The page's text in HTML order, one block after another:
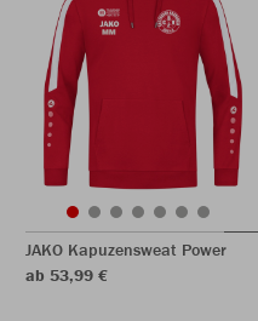
JAKO Kapuzensweat Power
ab 53,99 €